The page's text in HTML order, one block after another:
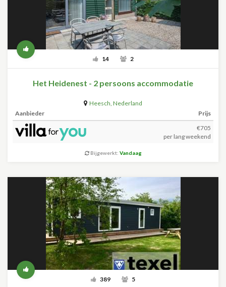
14 2
Het Heidenest - 2 persoons accommodatie
Heesch, Nederland
Aanbieder
Prijs
€705
per lang weekend
Bijgewerkt: Vandaag
389 5